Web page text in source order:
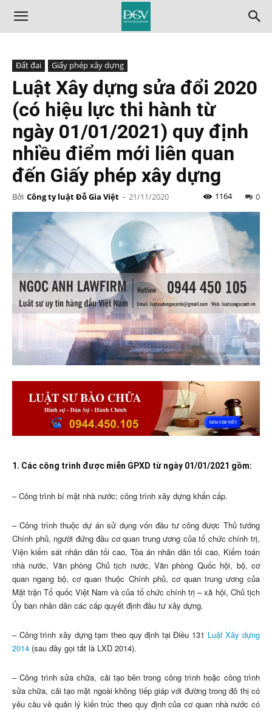
Đất đai Giấy phép xây dựng
Luật Xây dựng sửa đổi 2020
(có hiệu lực thi hành từ
ngày 01/01/2021) quy định
nhiều điểm mới liên quan
đến Giấy phép xây dựng
Bởi Công ty luật Đỗ Gia Việt - 21/11/2020 0
1164
1. Các công trình được miễn GPXD từ ngày 01/01/2021 gồm:
– Công trình bí mật nhà nước; công trình xây dựng khẩn cấp.
– Công trình thuộc dự án sử dụng vốn đầu tư công được Thủ tướng
Chính phủ, người đứng đầu cơ quan trung ương của tổ chức chính trị,
Viện kiểm sát nhân dân tối cao, Tòa án nhân dân tối cao, Kiểm toán
nhà nước, Văn phòng Chủ tịch nước, Văn phòng Quốc hội, bộ, cơ
quan ngang bộ, cơ quan thuộc Chính phủ, cơ quan trung ương của
Mặt trận Tổ quốc Việt Nam và của tổ chức chính trị – xã hội, Chủ tịch
Ủy ban nhân dân các cấp quyết định đầu tư xây dựng.
– Công trình xây dựng tạm theo quy định tại Điều 131 Luật Xây dựng
2014 (sau đây gọi tắt là LXD 2014).
– Công trình sửa chữa, cải tạo bên trong công trình hoặc công trình
sửa chữa, cải tạo mặt ngoài không tiếp giáp với đường trong đô thị có
yêu cầu về quản lý kiến trúc theo quy định của cơ quan nhà nước có